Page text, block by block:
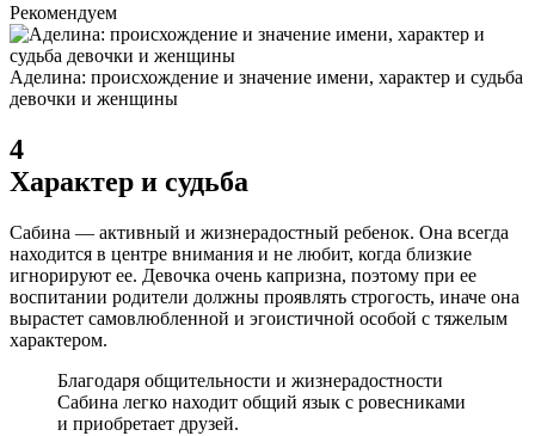
Рекомендуем
Аделина: происхождение и значение имени, характер и судьба
девочки и женщины
4
Характер и судьба
Сабина — активный и жизнерадостный ребенок. Она всегда
находится в центре внимания и не любит, когда близкие
игнорируют ее. Девочка очень капризна, поэтому при ее
воспитании родители должны проявлять строгость, иначе она
вырастет самовлюбленной и эгоистичной особой с тяжелым
характером.
Благодаря общительности и жизнерадостности
Сабина легко находит общий язык с ровесниками
и приобретает друзей.